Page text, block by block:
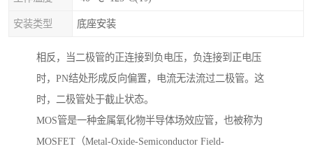
安装类型 底座安装
相反，当二极管的正连接到负电压，负连接到正电压
时，PN结处形成反向偏置，电流无法流过二极管。这
时，二极管处于截止状态。
MOS管是一种金属氧化物半导体场效应管，也被称为
MOSFET（Metal-Oxide-Semiconductor Field-